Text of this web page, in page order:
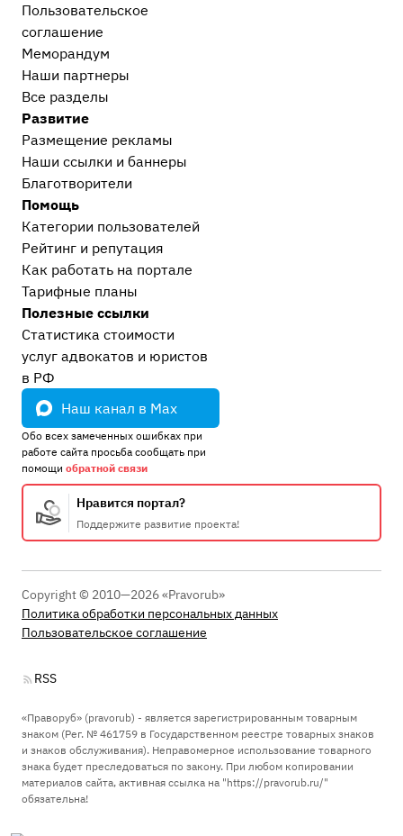
Пользовательское
соглашение
Меморандум
Наши партнеры
Все разделы
Развитие
Размещение рекламы
Наши ссылки и баннеры
Благотворители
Помощь
Категории пользователей
Рейтинг и репутация
Как работать на портале
Тарифные планы
Полезные ссылки
Статистика стоимости
услуг адвокатов и юристов
в РФ
Наш канал в Max
Обо всех замеченных ошибках при
работе сайта просьба сообщать при
помощи обратной связи
Нравится портал?
Поддержите развитие проекта!
Copyright © 2010—2026 «Pravorub»
Политика обработки персональных данных
Пользовательское соглашение
RSS
«Праворуб» (pravorub) - является зарегистрированным товарным
знаком (Рег. № 461759 в Государственном реестре товарных знаков
и знаков обслуживания). Неправомерное использование товарного
знака будет преследоваться по закону. При любом копировании
материалов сайта, активная ссылка на "https://pravorub.ru/"
обязательна!